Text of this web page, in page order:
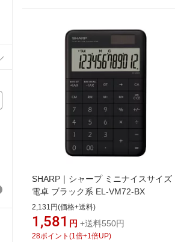
SHARP｜シャープ ミニナイスサイズ
電卓 ブラック系 EL-VM72-BX
2,131円(価格+送料)
1,581 円 +送料550円
28ポイント (1 倍+1 倍UP)